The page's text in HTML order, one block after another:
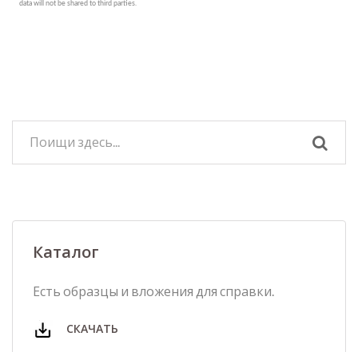
Каталог
Есть образцы и вложения для справки.
СКАЧАТЬ